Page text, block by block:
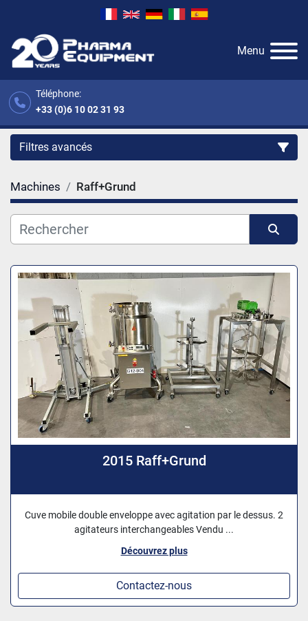
Téléphone:
+33 (0)6 10 02 31 93
Menu
Filtres avancés
Catégorie
Fabricant
Machines Raff+Grund
2015 Raff+Grund
Cuve mobile double enveloppe avec agitation par le dessus. 2
agitateurs interchangeables Vendu ...
Découvrez plus
Contactez-nous